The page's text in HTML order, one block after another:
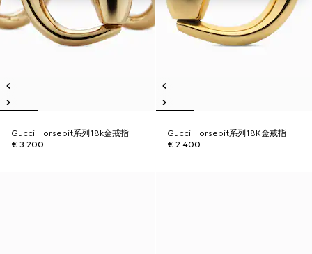
Gucci Horsebit系列18k金戒指
€ 3.200
Gucci Horsebit系列18K金戒指
€ 2.400